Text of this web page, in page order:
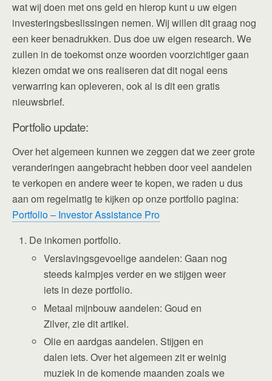
wat wij doen met ons geld en hierop kunt u uw eigen
investeringsbeslissingen nemen. Wij willen dit graag nog
een keer benadrukken. Dus doe uw eigen research. We
zullen in de toekomst onze woorden voorzichtiger gaan
kiezen omdat we ons realiseren dat dit nogal eens
verwarring kan opleveren, ook al is dit een gratis
nieuwsbrief.
Portfolio update:
Over het algemeen kunnen we zeggen dat we zeer grote
veranderingen aangebracht hebben door veel aandelen
te verkopen en andere weer te kopen, we raden u dus
aan om regelmatig te kijken op onze portfolio pagina:
Portfolio – Investor Assistance Pro
De inkomen portfolio.
Verslavingsgevoelige aandelen: Gaan nog
steeds kalmpjes verder en we stijgen weer
iets in deze portfolio.
Metaal mijnbouw aandelen: Goud en
Zilver, zie dit artikel.
Olie en aardgas aandelen. Stijgen en
dalen iets. Over het algemeen zit er weinig
muziek in de komende maanden zoals we